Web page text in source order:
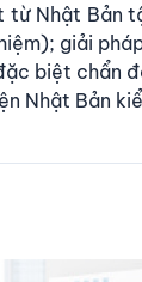
Nhật Bản
giải
biệt chẩn
Nhật Bản